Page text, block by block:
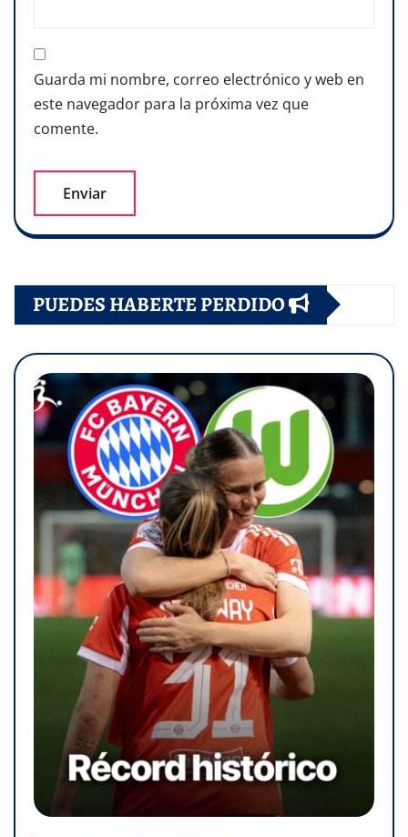
Guarda mi nombre, correo electrónico y web en
este navegador para la próxima vez que
comente.
PUEDES HABERTE PERDIDO